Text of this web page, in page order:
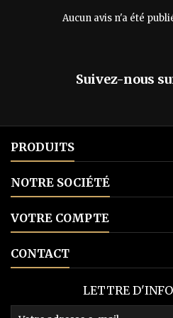
Aucun avis n'a été
Suivez-nous
PRODUITS
NOTRE SOCIÉTÉ
VOTRE COMPTE
CONTACT
LETTRE